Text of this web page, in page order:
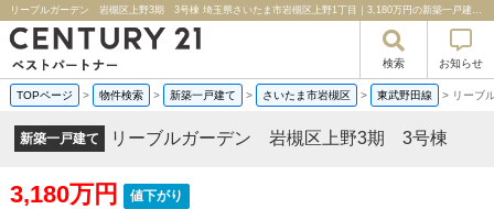
リーブルガーデン 岩槻区上野3期 3号棟 埼玉県さいたま市岩槻区上野1丁目｜3,180万円の新築一戸建て｜分譲住宅や新築物件｜センチュリー２１ベストパートナー
検索 お知らせ
TOPページ > 物件検索 > 新築一戸建て > さいたま市岩槻区 > 東武野田線 > リーブ
新築一戸建て リーブルガーデン 岩槻区上野3期 3号棟
3,180万円 値下がり